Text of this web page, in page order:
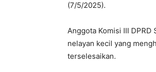
(7/5/2025).
Anggota Komisi III
nelayan kecil yang
terselesaikan.